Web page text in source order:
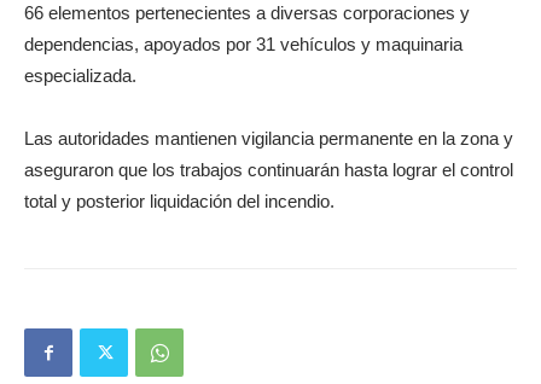
66 elementos pertenecientes a diversas corporaciones y
dependencias, apoyados por 31 vehículos y maquinaria
especializada.
Las autoridades mantienen vigilancia permanente en la zona y
aseguraron que los trabajos continuarán hasta lograr el control
total y posterior liquidación del incendio.